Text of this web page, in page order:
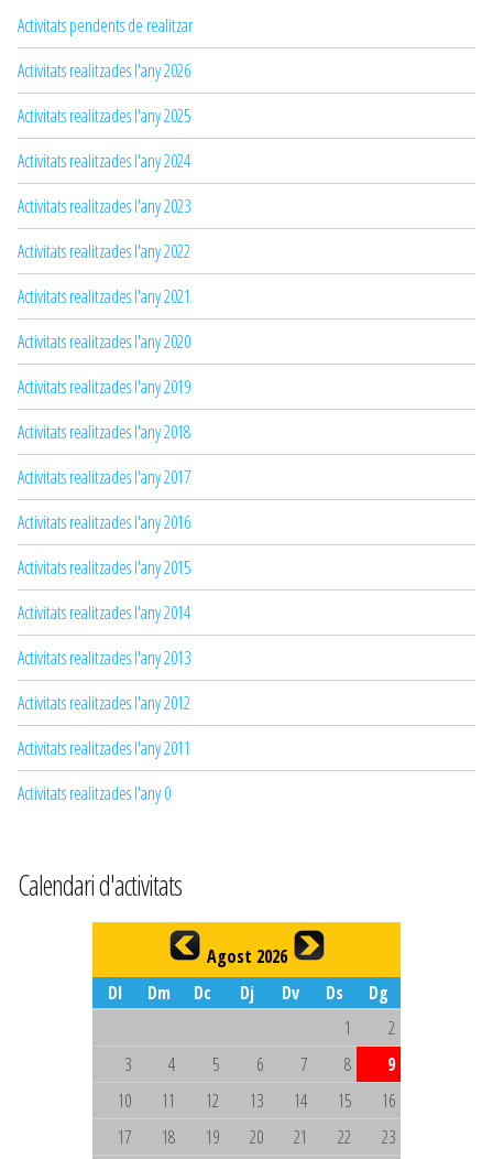
Activitats pendents de realitzar
Activitats realitzades l'any 2026
Activitats realitzades l'any 2025
Activitats realitzades l'any 2024
Activitats realitzades l'any 2023
Activitats realitzades l'any 2022
Activitats realitzades l'any 2021
Activitats realitzades l'any 2020
Activitats realitzades l'any 2019
Activitats realitzades l'any 2018
Activitats realitzades l'any 2017
Activitats realitzades l'any 2016
Activitats realitzades l'any 2015
Activitats realitzades l'any 2014
Activitats realitzades l'any 2013
Activitats realitzades l'any 2012
Activitats realitzades l'any 2011
Activitats realitzades l'any 0
Calendari d'activitats
Agost 2026
Dl
Dm Dc Dj Dv Ds
Dg
1
2
3
4 5 6 7 8
9
10
11 12 13 14 15
16
17
18 19 20 21 22
23